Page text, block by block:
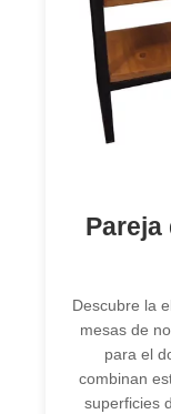
Pareja
Descubre la
mesas de
para el
combinan
superficies